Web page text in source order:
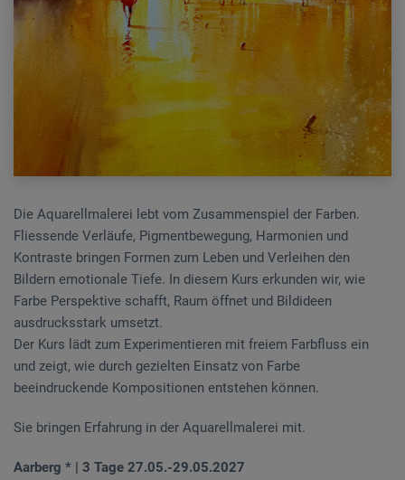
Die Aquarellmalerei lebt vom Zusammenspiel der Farben.
Fliessende Verläufe, Pigmentbewegung, Harmonien und
Kontraste bringen Formen zum Leben und Verleihen den
Bildern emotionale Tiefe. In diesem Kurs erkunden wir, wie
Farbe Perspektive schafft, Raum öffnet und Bildideen
ausdrucksstark umsetzt.
Der Kurs lädt zum Experimentieren mit freiem Farbfluss ein
und zeigt, wie durch gezielten Einsatz von Farbe
beeindruckende Kompositionen entstehen können.
Sie bringen Erfahrung in der Aquarellmalerei mit.
Aarberg * | 3 Tage 27.05.-29.05.2027